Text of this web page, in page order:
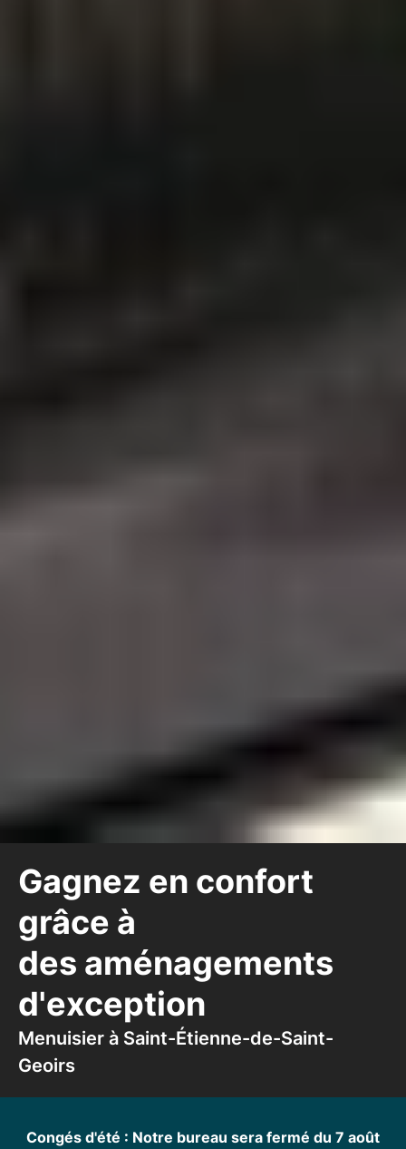
Menuisier à Saint-Étienne-de-Saint-
Geoirs
Gagnez en confort
grâce à
des aménagements
d'exception
Congés d'été : Notre bureau sera fermé du 7 août